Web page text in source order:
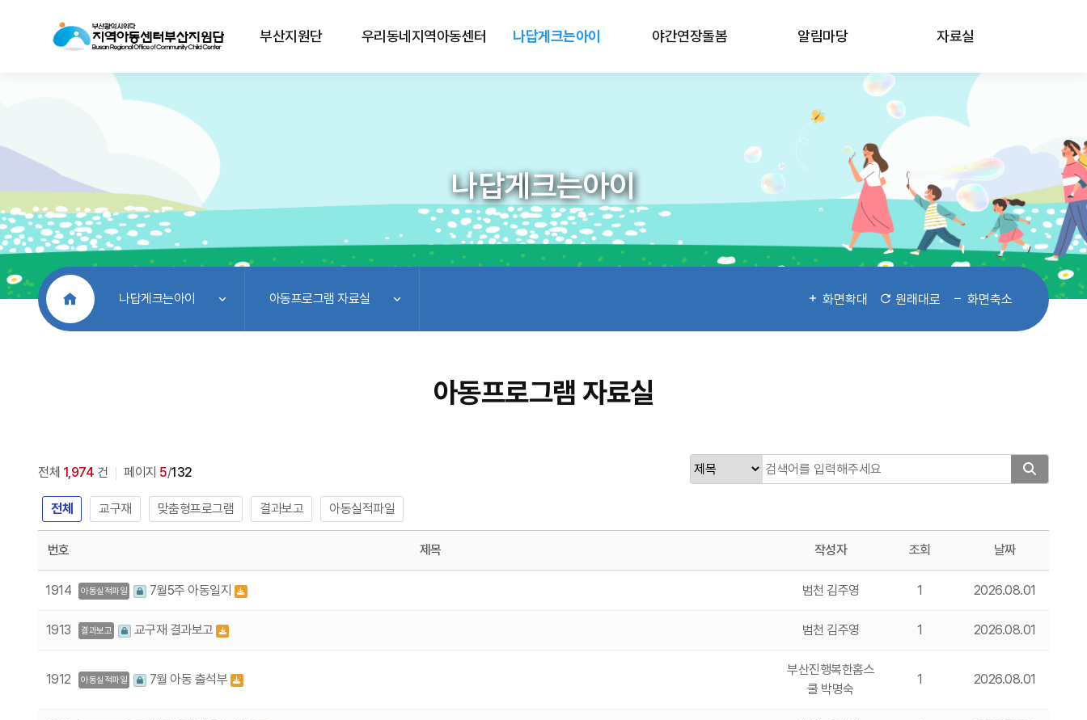
부산지원단 우리동네지역아동센터 나답게크는아이 야간연장돌봄 알림마당 자료실
나답게크는아이
처음으로나답게크는아이 아동프로그램 자료실 화면확대 원래대로 화면축소
아동프로그램 자료실
전체 1,974 건 페이지 5/132
전체 교구재 맞춤형프로그램 결과보고 아동실적파일
번호 제목 작성자 조회 날짜
1914 아동실적파일 7월5주 아동일지 범천 김주영 1 2026.08.01
1913 결과보고 교구재 결과보고 범천 김주영 1 2026.08.01
1912 아동실적파일 7월 아동 출석부
부산진행복한홈스
쿨 박명숙
1 2026.08.01